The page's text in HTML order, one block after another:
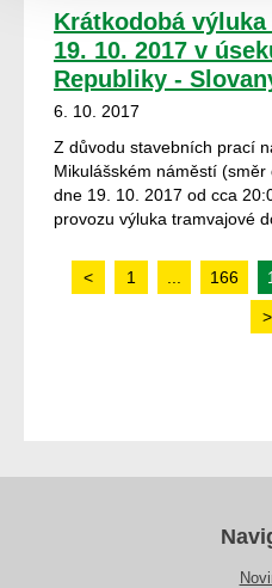
Krátkodobá
19. 10. 2017 v
Republiky -
6. 10. 2017
Z důvodu stavebních prací
Mikulášském náměstí
dne 19. 10. 2017 od cca
provozu výluka tramvajové
< 1 166
>